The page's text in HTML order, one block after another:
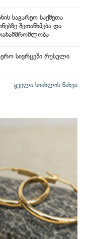
საგარეო საქმეთა
შეთანხმება და
სივრცეში რუსული
ყველა სიახლის ნახვა